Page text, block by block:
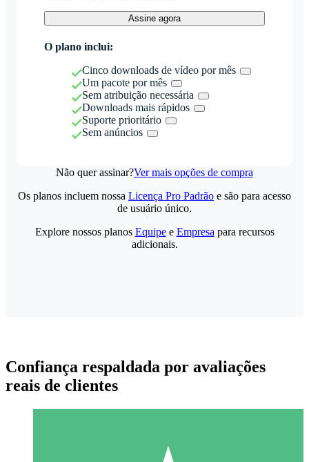
Assine agora
O plano inclui:
Cinco downloads de vídeo por mês
Um pacote por mês
Sem atribuição necessária
Downloads mais rápidos
Suporte prioritário
Sem anúncios
Não quer assinar?Ver mais opções de compra
Os planos incluem nossa Licença Pro Padrão e são para acesso
de usuário único.
Explore nossos planos Equipee Empresa para recursos
adicionais.
Confiança respaldada por avaliações
reais de clientes